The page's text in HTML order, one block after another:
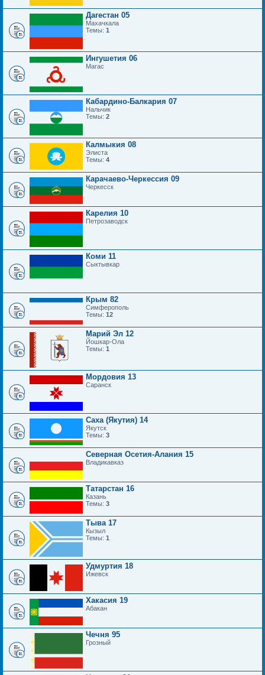
Дагестан 05
Махачкала
Темы: 1
Ингушетия 06
Магас
Кабардино-Балкария 07
Нальчик
Темы: 2
Калмыкия 08
Элиста
Темы: 4
Карачаево-Черкессия 09
Черкесск
Карелия 10
Петрозаводск
Коми 11
Сыктывкар
Крым 82
Симферополь
Темы: 12
Марий Эл 12
Йошкар-Ола
Темы: 1
Мордовия 13
Саранск
Саха (Якутия) 14
Якутск
Темы: 3
Северная Осетия-Алания 15
Владикавказ
Татарстан 16
Казань
Темы: 3
Тыва 17
Кызыл
Темы: 1
Удмуртия 18
Ижевск
Хакасия 19
Абакан
Чечня 95
Грозный